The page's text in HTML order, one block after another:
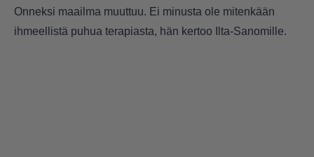
Onneksi maailma muuttuu. Ei minusta ole mitenkään
ihmeellistä puhua terapiasta, hän kertoo Ilta-Sanomille.